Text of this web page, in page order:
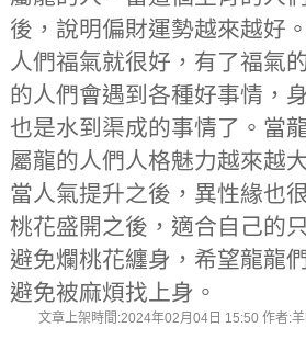
後，說明偏財運勢越來越好
人們福氣就很好，有了福氣
的人們會遇到各種好事情，
也是水到渠成的事情了。當
屬龍的人們人格魅力越來越
當人氣提升之後，異性緣也
桃花盛開之後，適合自己的
避免爛桃花纏身，希望龍龍
避免被麻煩找上身。
文章上架時間:2024年02月04日 15:50 作者: